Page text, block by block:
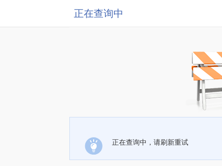
正在查询中
正在查询中，请刷新重试